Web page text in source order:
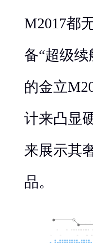
M2017都
备“超级续
的金立
计来凸显
来展示其
品。